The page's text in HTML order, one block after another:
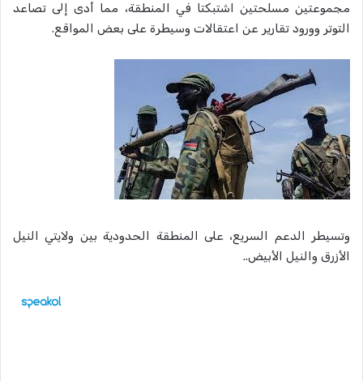
مجموعتين مسلحتين اشتبكتا في المنطقة، مما أدى إلى تصاعد
التوتر وورود تقارير عن اعتقالات وسيطرة على بعض المواقع.
وتسيطر الدعم السريع، على المنطقة الحدودية بين ولايتي النيل
الأزرق والنيل الأبيض..